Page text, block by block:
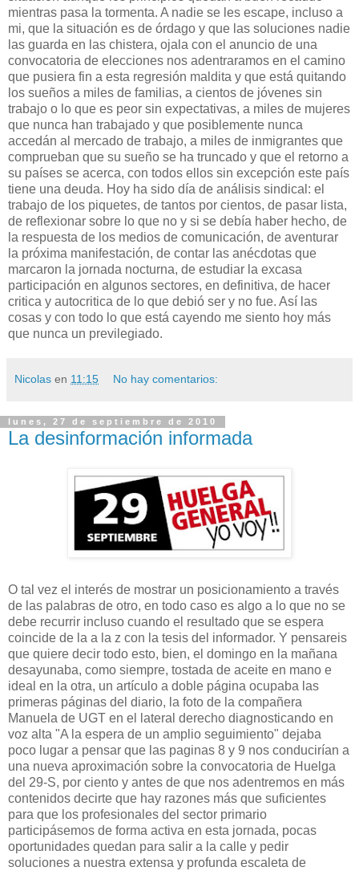
mientras pasa la tormenta. A nadie se les escape, incluso a
mi, que la situación es de órdago y que las soluciones nadie
las guarda en las chistera, ojala con el anuncio de una
convocatoria de elecciones nos adentraramos en el camino
que pusiera fin a esta regresión maldita y que está quitando
los sueños a miles de familias, a cientos de jóvenes sin
trabajo o lo que es peor sin expectativas, a miles de mujeres
que nunca han trabajado y que posiblemente nunca
accedán al mercado de trabajo, a miles de inmigrantes que
comprueban que su sueño se ha truncado y que el retorno a
su países se acerca, con todos ellos sin excepción este país
tiene una deuda. Hoy ha sido día de análisis sindical: el
trabajo de los piquetes, de tantos por cientos, de pasar lista,
de reflexionar sobre lo que no y si se debía haber hecho, de
la respuesta de los medios de comunicación, de aventurar
la próxima manifestación, de contar las anécdotas que
marcaron la jornada nocturna, de estudiar la excasa
participación en algunos sectores, en definitiva, de hacer
critica y autocritica de lo que debió ser y no fue. Así las
cosas y con todo lo que está cayendo me siento hoy más
que nunca un previlegiado.
Nicolas en 11:15 No hay comentarios:
lunes, 27 de septiembre de 2010
La desinformación informada
O tal vez el interés de mostrar un posicionamiento a través
de las palabras de otro, en todo caso es algo a lo que no se
debe recurrir incluso cuando el resultado que se espera
coincide de la a la z con la tesis del informador. Y pensareis
que quiere decir todo esto, bien, el domingo en la mañana
desayunaba, como siempre, tostada de aceite en mano e
ideal en la otra, un artículo a doble página ocupaba las
primeras páginas del diario, la foto de la compañera
Manuela de UGT en el lateral derecho diagnosticando en
voz alta "A la espera de un amplio seguimiento" dejaba
poco lugar a pensar que las paginas 8 y 9 nos conducirían a
una nueva aproximación sobre la convocatoria de Huelga
del 29-S, por ciento y antes de que nos adentremos en más
contenidos decirte que hay razones más que suficientes
para que los profesionales del sector primario
participásemos de forma activa en esta jornada, pocas
oportunidades quedan para salir a la calle y pedir
soluciones a nuestra extensa y profunda escaleta de